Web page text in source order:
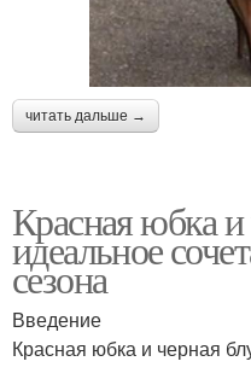
читать дальше →
Красная юбка и
идеальное
сезона
Введение
Красная юбка и черная